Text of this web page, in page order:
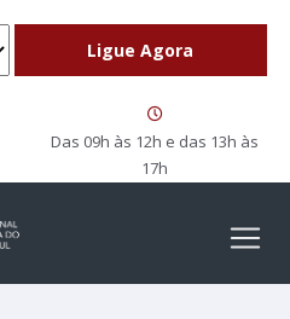
Das 09h às 12h e das 13h às
17h